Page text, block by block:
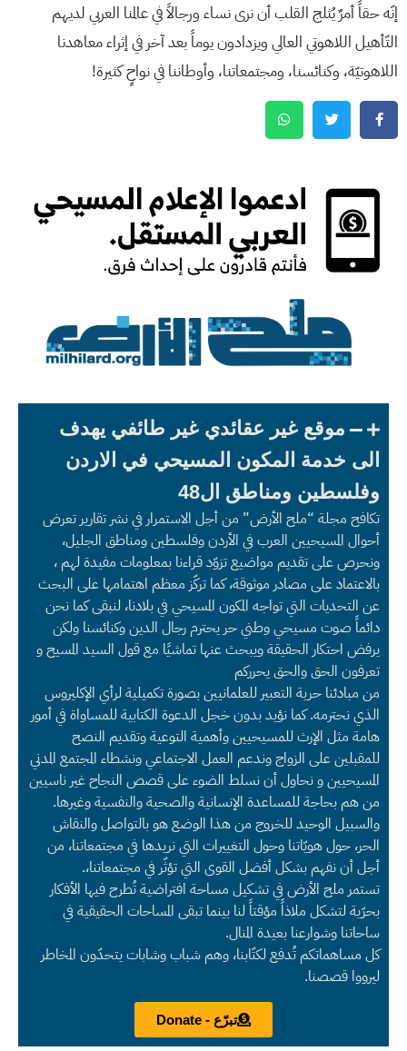
إنّه حقاً أمرٌ يُثلج القلب أن نرى نساء ورجالاً في عالمنا العربي لديهم
التّأهيل اللاهوتي العالي ويزدادون يوماً بعد آخر في إثراء معاهدنا
اللاهوتيّة، وكنائسنا، ومجتمعاتنا، وأوطاننا في نواحٍ كثيرة!
موقع غير عقائدي غير طائفي يهدف
الى خدمة المكون المسيحي في الاردن
وفلسطين ومناطق ال48
تكافح مجلة “ملح الأرض” من أجل الاستمرار في نشر تقارير تعرض
أحوال المسيحيين العرب في الأردن وفلسطين ومناطق الجليل،
ونحرص على تقديم مواضيع تزوّد قراءنا بمعلومات مفيدة لهم ،
بالاعتماد على مصادر موثوقة، كما تركّز معظم اهتمامها على البحث
عن التحديات التي تواجه المكون المسيحي في بلادنا، لنبقى كما نحن
دائماً صوت مسيحي وطني حر يحترم رجال الدين وكنائسنا ولكن
يرفض احتكار الحقيقة ويبحث عنها تماشيًا مع قول السيد المسيح و
تعرفون الحق والحق يحرركم
من مبادئنا حرية التعبير للعلمانيين بصورة تكميلية لرأي الإكليروس
الذي نحترمه. كما نؤيد بدون خجل الدعوة الكتابية للمساواة في أمور
هامة مثل الإرث للمسيحيين وأهمية التوعية وتقديم النصح
للمقبلين على الزواج وندعم العمل الاجتماعي ونشطاء المجتمع المدني
المسيحيين و نحاول أن نسلط الضوء على قصص النجاح غير ناسيين
من هم بحاجة للمساعدة الإنسانية والصحية والنفسية وغيرها.
والسبيل الوحيد للخروج من هذا الوضع هو بالتواصل والنقاش
الحر، حول هويّاتنا وحول التغييرات التي نريدها في مجتمعاتنا، من
أجل أن نفهم بشكل أفضل القوى التي تؤثّر في مجتمعاتنا،.
تستمر ملح الأرض في تشكيل مساحة افتراضية تُطرح فيها الأفكار
بحرّية لتشكل ملاذاً مؤقتاً لنا بينما تبقى المساحات الحقيقية في
ساحاتنا وشوارعنا بعيدة المنال.
كل مساهماتكم تُدفع لكتّابنا، وهم شباب وشابات يتحدّون المخاطر
ليرووا قصصنا.
تبرّع - Donate